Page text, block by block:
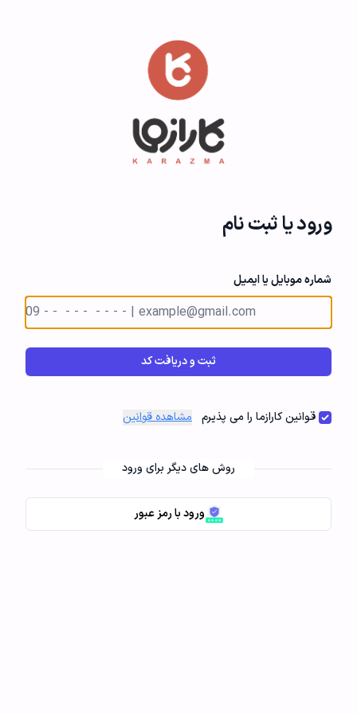
ورود یا ثبت نام
شماره موبایل یا ایمیل
ثبت و دریافت کد
قوانین کارازما را می پذیرم مشاهده قوانین
روش های دیگر برای ورود
ورود با رمز عبور